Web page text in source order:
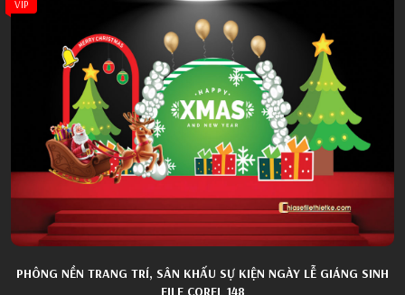
VIP
PHÔNG NỀN TRANG TRÍ, SÂN KHẤU SỰ KIỆN NGÀY LỄ GIÁNG SINH
FILE COREL 148